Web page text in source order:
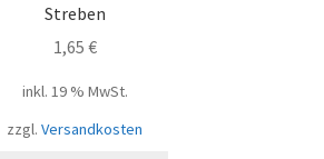
Streben
1,65 €
inkl. 19 % MwSt.
zzgl. Versandkosten